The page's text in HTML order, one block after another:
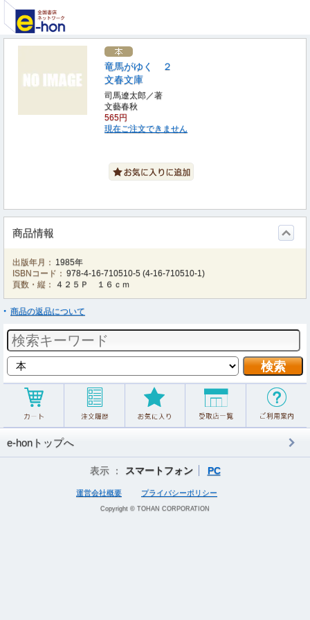
竜馬がゆく ２
文春文庫
司馬遼太郎／著
文藝春秋
565円
現在ご注文できません
商品情報
出版年月： 1985年
ISBNコード： 978-4-16-710510-5 (4-16-710510-1)
頁数・縦：
４２５Ｐ １６ｃｍ
商品の返品について
e-honトップへ
表示 ： スマートフォン PC
運営会社概要 プライバシーポリシー
Copyright © TOHAN CORPORATION